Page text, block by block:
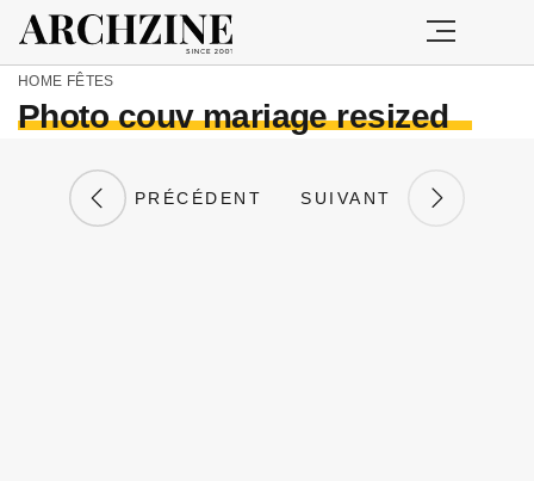
HOME FÊTES
Photo couv mariage resized
PRÉCÉDENT SUIVANT